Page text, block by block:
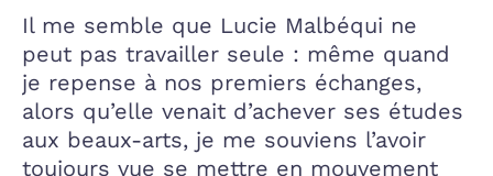
Il me semble que Lucie Malbéqui ne
peut pas travailler seule : même quand
je repense à nos premiers échanges,
alors qu’elle venait d’achever ses études
aux beaux-arts, je me souviens l’avoir
toujours vue se mettre en mouvement